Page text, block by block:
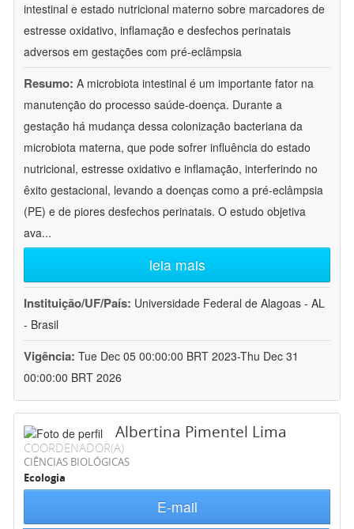
intestinal e estado nutricional materno sobre marcadores de
estresse oxidativo, inflamação e desfechos perinatais
adversos em gestações com pré-eclâmpsia
Resumo: A microbiota intestinal é um importante fator na
manutenção do processo saúde-doença. Durante a
gestação há mudança dessa colonização bacteriana da
microbiota materna, que pode sofrer influência do estado
nutricional, estresse oxidativo e inflamação, interferindo no
êxito gestacional, levando a doenças como a pré-eclâmpsia
(PE) e de piores desfechos perinatais. O estudo objetiva
ava...
leia mais
Instituição/UF/País: Universidade Federal de Alagoas - AL
- Brasil
Vigência: Tue Dec 05 00:00:00 BRT 2023-Thu Dec 31
00:00:00 BRT 2026
Albertina Pimentel Lima
COORDENADOR(A)
CIÊNCIAS BIOLÓGICAS
Ecologia
E-mail